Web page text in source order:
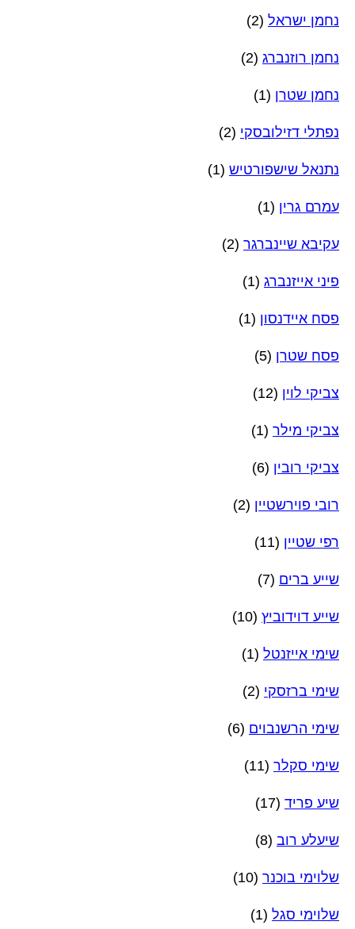
נחמן ישראל (2)
נחמן רוזנברג (2)
נחמן שטרן (1)
נפתלי דזילובסקי (2)
נתנאל שישפורטיש (1)
עמרם גרין (1)
עקיבא שיינברגר (2)
פיני אייזנברג (1)
פסח איידנסון (1)
פסח שטרן (5)
צביקי לוין (12)
צביקי מילר (1)
צביקי רובין (6)
רובי פוירשטיין (2)
רפי שטיין (11)
שייע ברים (7)
שייע דוידוביץ (10)
שימי אייזנטל (1)
שימי ברזסקי (2)
שימי הרשנבוים (6)
שימי סקלר (11)
שיע פריד (17)
שיעלע רוב (8)
שלוימי בוכנר (10)
שלוימי סגל (1)